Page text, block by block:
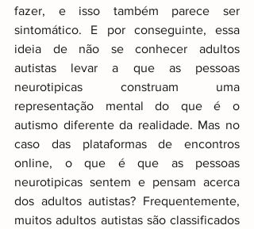
fazer, e isso também parece ser
sintomático. E por conseguinte, essa
ideia de não se conhecer adultos
autistas levar a que as pessoas
neurotipicas construam uma
representação mental do que é o
autismo diferente da realidade. Mas no
caso das plataformas de encontros
online, o que é que as pessoas
neurotipicas sentem e pensam acerca
dos adultos autistas? Frequentemente,
muitos adultos autistas são classificados